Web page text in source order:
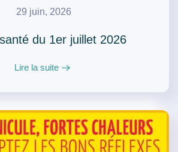
29 juin, 2026
du 1er juillet 2026
Lire la suite